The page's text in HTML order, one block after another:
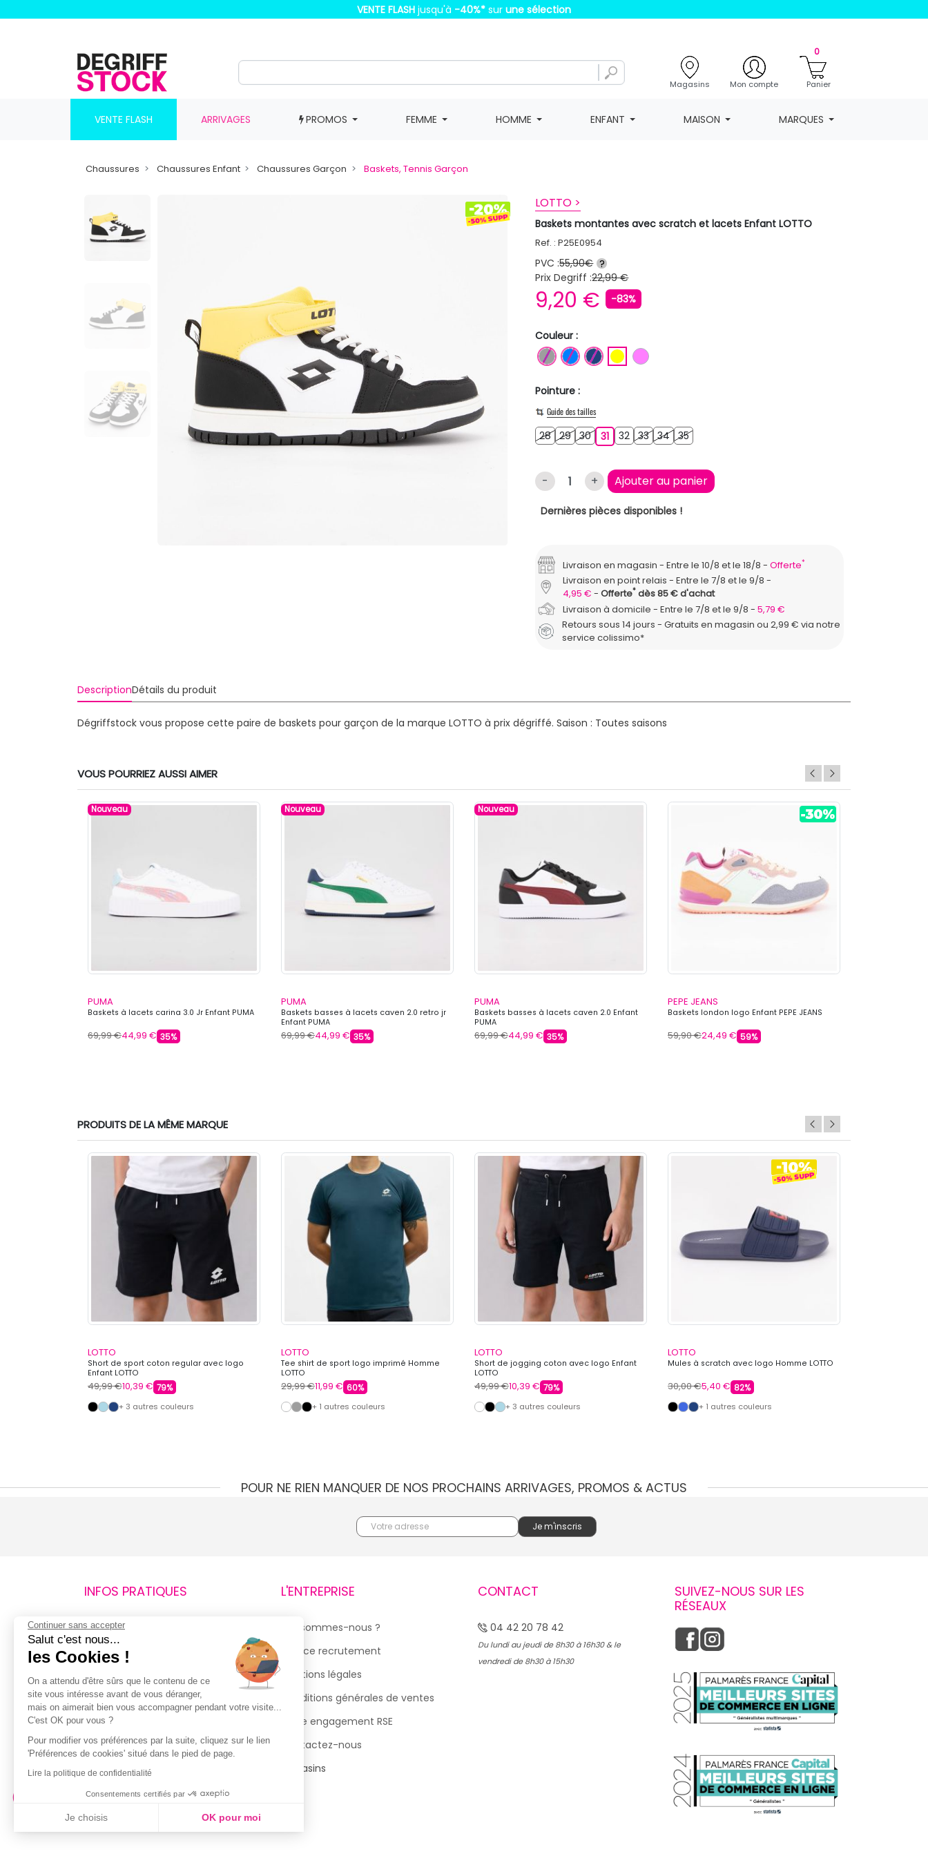
VENTE FLASH jusqu'à -40%* sur une sélection
Magasins Mon compte
0
Panier
VENTE FLASH ARRIVAGES PROMOS FEMME HOMME ENFANT MAISON MARQUES
Chaussures Chaussures Enfant Chaussures Garçon Baskets, Tennis Garçon
LOTTO >
Baskets montantes avec scratch et lacets Enfant LOTTO
Ref. : P25E0954
PVC :55,90€ ?
Prix Degriff :22,99 €
9,20 € -83%
Couleur :
GRISBLEUBLEU FONCE
JAUNEROSE
Pointure :
Guide des tailles
2828292930303131 3232333334343535
- + Ajouter au panier
Dernières pièces disponibles !
Livraison en magasin Entre le 10/8 et le 18/8 Offerte*
Livraison en point relais
Entre le 7/8 et le 9/8
4,95 €
Offerte*dès 85 € d'achat
Livraison à domicile
Entre le 7/8 et le 9/8
5,79 €
Retours sous 14 jours - Gratuits en magasin ou 2,99 € via notre
service colissimo*
DescriptionDétails du produit
Dégriffstock vous propose cette paire de baskets pour garçon de la marque LOTTO à prix dégriffé. Saison : Toutes saisons
VOUS POURRIEZ AUSSI AIMER
Nouveau
PUMA
Baskets à lacets carina 3.0 Jr Enfant PUMA
69,99 €44,99 € 35%
Nouveau
PUMA
Baskets basses à lacets caven 2.0 retro jr
Enfant PUMA
69,99 €44,99 € 35%
Nouveau
PUMA
Baskets basses à lacets caven 2.0 Enfant
PUMA
69,99 €44,99 € 35%
PEPE JEANS
Baskets london logo Enfant PEPE JEANS
59,90 €24,49 € 59%
PRODUITS DE LA MÊME MARQUE
LOTTO
Short de sport coton regular avec logo
Enfant LOTTO
49,99 €10,39 € 79%
+ 3 autres couleurs
LOTTO
Tee shirt de sport logo imprimé Homme
LOTTO
29,99 €11,99 € 60%
+ 1 autres couleurs
LOTTO
Short de jogging coton avec logo Enfant
LOTTO
49,99 €10,39 € 79%
+ 3 autres couleurs
LOTTO
Mules à scratch avec logo Homme LOTTO
30,00 €5,40 € 82%
+ 1 autres couleurs
POUR NE RIEN MANQUER DE NOS PROCHAINS ARRIVAGES, PROMOS & ACTUS
INFOS PRATIQUES
Retours et remboursements
Suivi de commande
Livraisons
Guide des tailles
Politique de confidentialité
Conditions générales d’utilisation
de la Carte de Fidélité
L'ENTREPRISE
Qui sommes-nous ?
Espace recrutement
Mentions légales
Conditions générales de ventes
Notre engagement RSE
Contactez-nous
Magasins
CONTACT
04 42 20 78 42
Du lundi au jeudi de 8h30 à 16h30 & le
vendredi de 8h30 à 15h30
SUIVEZ-NOUS SUR LES
RÉSEAUX
Continuer sans accepter
Salut c'est nous...
les Cookies !
On a attendu d'être sûrs que le contenu de ce
site vous intéresse avant de vous déranger,
mais on aimerait bien vous accompagner pendant votre visite...
C'est OK pour vous ?
Pour modifier vos préférences par la suite, cliquez sur le lien
'Préférences de cookies' situé dans le pied de page.
Lire la politique de confidentialité
Consentements certifiés par
Je choisis OK pour moi